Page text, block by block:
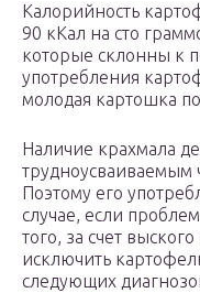
Калорийность
90 кКал на сто
которые склонны к
употребления
молодая картошка
Наличие крахмала
трудноусваиваемым
Поэтому его
случае, если
того, за счет
исключить
следующих